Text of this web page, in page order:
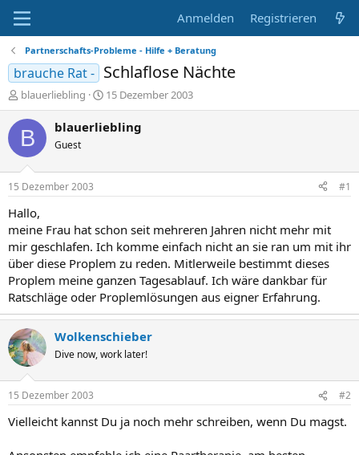
Anmelden Registrieren
Partnerschafts-Probleme - Hilfe + Beratung
brauche Rat - Schlaflose Nächte
E
r
s
e
r
blauerliebling
E
r
s
t
m
15 Dezember 2003
B blauerliebling
Guest
15 Dezember 2003 #1
Hallo,
meine Frau hat schon seit mehreren Jahren nicht mehr mit
mir geschlafen. Ich komme einfach nicht an sie ran um mit ihr
über diese Proplem zu reden. Mitlerweile bestimmt dieses
Proplem meine ganzen Tagesablauf. Ich wäre dankbar für
Ratschläge oder Proplemlösungen aus eigner Erfahrung.
Wolkenschieber
Dive now, work later!
15 Dezember 2003 #2
Vielleicht kannst Du ja noch mehr schreiben, wenn Du magst.